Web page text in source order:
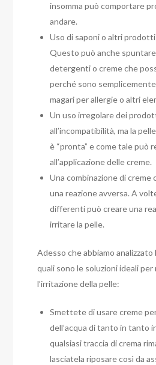
insomma può comportare
andare.
Uso di saponi o altri
Questo può anche
detergenti o creme che
perché sono
magari per allergie o altri
Un uso irregolare dei
all’incompatibilità, ma la
è “pronta” e come tale può
all’applicazione delle creme.
Una combinazione di creme
una reazione avversa. A
differenti può creare una
irritare la pelle.
Adesso che abbiamo analizzato
quali sono le soluzioni ideali
l’irritazione della pelle:
Smettete di usare creme per
dell’acqua di tanto in tanto
qualsiasi traccia di crema
lasciatela riposare così da